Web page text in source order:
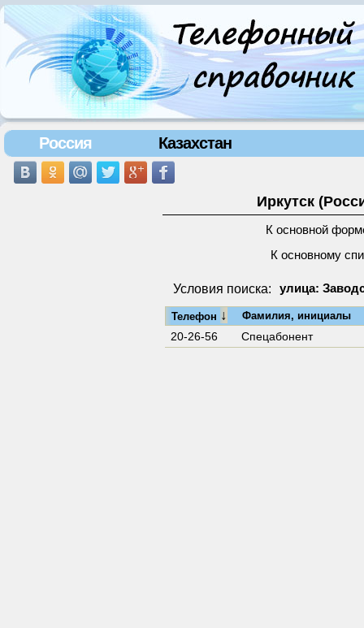
Россия Казахстан
Иркутск
К основной
К основному
Условия поиска: улица:
Телефон ↓ Фамилия, инициалы
20-26-56 Спецабонент